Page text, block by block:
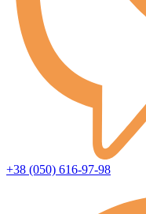
+38 (050) 616-97-98